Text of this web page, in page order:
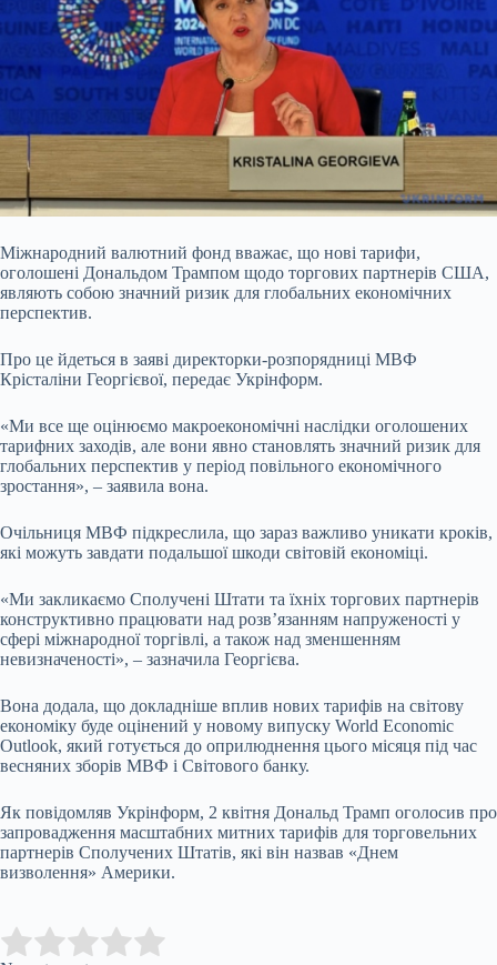
Міжнародний валютний фонд вважає, що нові тарифи,
оголошені Дональдом Трампом щодо торгових партнерів США,
являють собою значний ризик для глобальних економічних
перспектив.
Про це йдеться в заяві директорки-розпорядниці МВФ
Крісталіни Георгієвої, передає Укрінформ.
«Ми все ще оцінюємо макроекономічні наслідки оголошених
тарифних заходів, але вони явно становлять значний ризик для
глобальних перспектив у період повільного економічного
зростання», – заявила вона.
Очільниця МВФ підкреслила, що зараз важливо уникати кроків,
які можуть завдати подальшої шкоди світовій економіці.
«Ми закликаємо Сполучені Штати та їхніх торгових партнерів
конструктивно працювати над розв’язанням напруженості у
сфері міжнародної торгівлі, а також над зменшенням
невизначеності», – зазначила Георгієва.
Вона додала, що докладніше вплив нових тарифів на світову
економіку буде оцінений у новому випуску World Economic
Outlook, який готується до оприлюднення цього місяця під час
весняних зборів МВФ і Світового банку.
Як повідомляв Укрінформ, 2 квітня Дональд Трамп оголосив про
запровадження масштабних митних тарифів для торговельних
партнерів Сполучених Штатів, які він назвав «Днем
визволення» Америки.
Rate this item: